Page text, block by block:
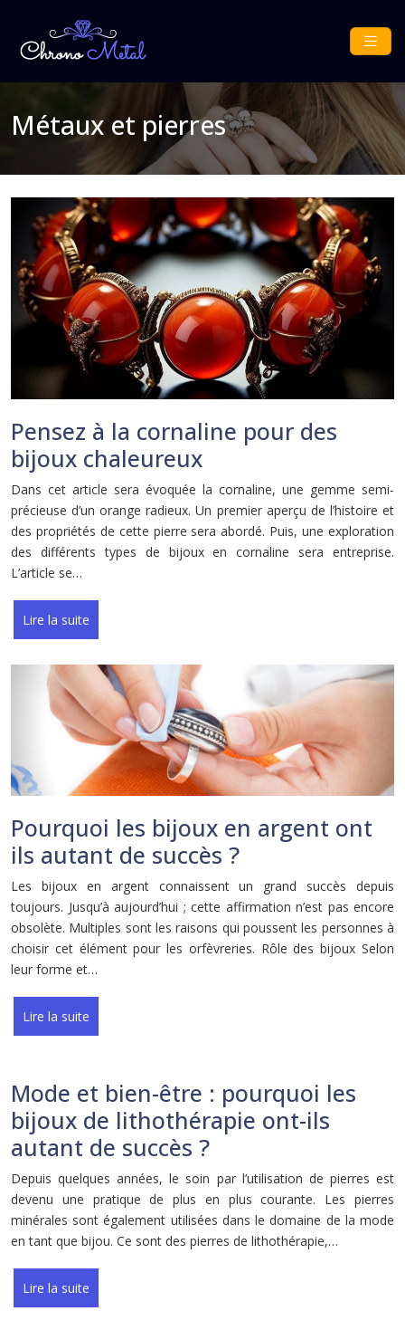
Métaux et pierres
Pensez à la cornaline pour des
bijoux chaleureux
Dans cet article sera évoquée la cornaline, une gemme semi-
précieuse d’un orange radieux. Un premier aperçu de l’histoire et
des propriétés de cette pierre sera abordé. Puis, une exploration
des différents types de bijoux en cornaline sera entreprise.
L’article se…
Lire la suite
Pourquoi les bijoux en argent ont
ils autant de succès ?
Les bijoux en argent connaissent un grand succès depuis
toujours. Jusqu’à aujourd’hui ; cette affirmation n’est pas encore
obsolète. Multiples sont les raisons qui poussent les personnes à
choisir cet élément pour les orfèvreries. Rôle des bijoux Selon
leur forme et…
Lire la suite
Mode et bien-être : pourquoi les
bijoux de lithothérapie ont-ils
autant de succès ?
Depuis quelques années, le soin par l’utilisation de pierres est
devenu une pratique de plus en plus courante. Les pierres
minérales sont également utilisées dans le domaine de la mode
en tant que bijou. Ce sont des pierres de lithothérapie,…
Lire la suite